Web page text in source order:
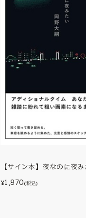
【サイン本】夜なのに夜み
¥1,870(税込)